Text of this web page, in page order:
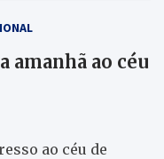
amanhã ao céu
ao céu de